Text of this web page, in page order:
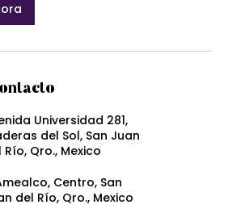
Universidad 281,
del Sol, San Juan
Río, Qro., Mexico
Centro, San
del Río, Qro., Mexico